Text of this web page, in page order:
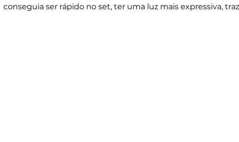
conseguia ser rápido no set, ter uma luz mais expressiva,